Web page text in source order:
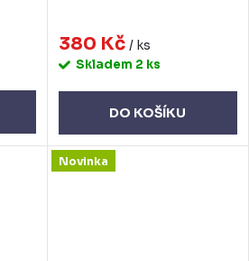
380 Kč / ks
Skladem 2 ks
DO KOŠÍKU
Novinka